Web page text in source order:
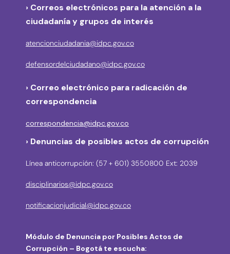
› Correos electrónicos para la atención a la
ciudadanía y grupos de interés
atencionciudadania@idpc.gov.co
defensordelciudadano@idpc.gov.co
› Correo electrónico para radicación de
correspondencia
correspondencia@idpc.gov.co
› Denuncias de posibles actos de corrupción
Línea anticorrupción: (57 + 601) 3550800 Ext: 2039
disciplinarios@idpc.gov.co
notificacionjudicial@idpc.gov.co
Módulo de Denuncia por Posibles Actos de
Corrupción – Bogotá te escucha: